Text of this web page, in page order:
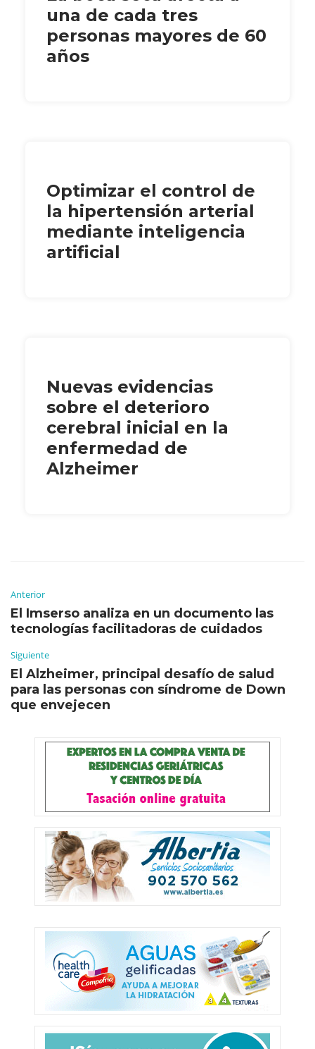
una de cada tres
personas mayores de 60
años
Optimizar el control de
la hipertensión arterial
mediante inteligencia
artificial
Nuevas evidencias
sobre el deterioro
cerebral inicial en la
enfermedad de
Alzheimer
Anterior
El Imserso analiza en un documento las
tecnologías facilitadoras de cuidados
Siguiente
El Alzheimer, principal desafío de salud
para las personas con síndrome de Down
que envejecen